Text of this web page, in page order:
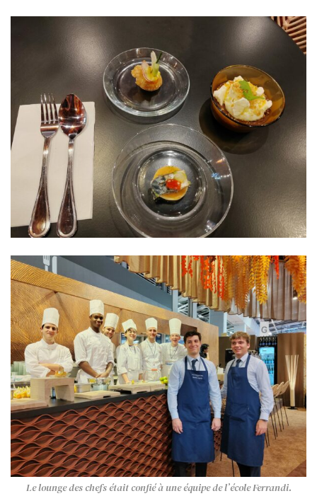
Le lounge des chefs était confié à une équipe de l’école Ferrandi.